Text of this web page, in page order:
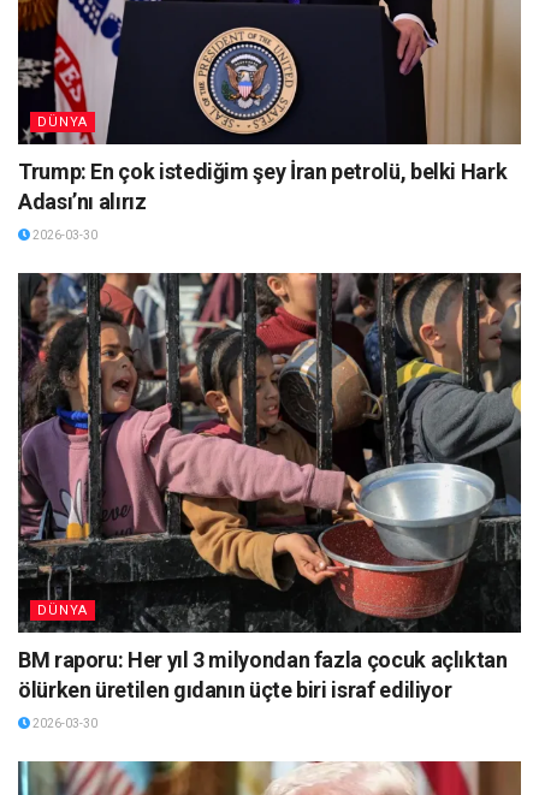
DÜNYA
Trump: En çok istediğim şey İran petrolü, belki Hark
Adası’nı alırız
2026-03-30
DÜNYA
BM raporu: Her yıl 3 milyondan fazla çocuk açlıktan
ölürken üretilen gıdanın üçte biri israf ediliyor
2026-03-30